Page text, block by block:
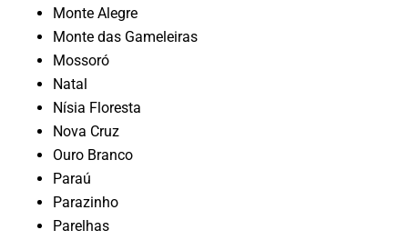
Monte Alegre
Monte das Gameleiras
Mossoró
Natal
Nísia Floresta
Nova Cruz
Ouro Branco
Paraú
Parazinho
Parelhas